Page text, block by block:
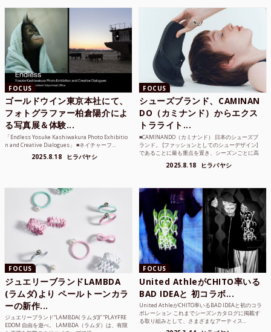
FOCUS
ゴールドウイン東京本社にて、
フォトグラファー柏倉陽介によ
る写真展＆体験...
「Endless Yosuke Kashiwakura Photo Exhibitio
n and Creative Dialogues」 ■ネイチャーフ...
2025.8.18 ヒラバヤシ
FOCUS
シューズブランド、CAMINAN
DO（カミナンド）からエクス
トラライト...
■CAMINANDO（カミナンド） 日本のシューズブ
ランド。 [ファッションとしてのシューデザイン]
であることに最も重点を置き、シーズンごとに高
2025.8.18 ヒラバヤシ
FOCUS
ジュエリーブランドLAMBDA
(ラムダ)より ペールトーンカラ
ーの新作...
ジュエリーブランド“LAMBDA( ラムダ))” “PLAYFRE
EDOM 自由を遊べ。 LAMBDA（ラムダ）は、有限
FOCUS
United AthleがCHITO率いる
BAD IDEAと 初コラボ...
United AthleがCHITO率いるBAD IDEAと初のコラ
ボレーション これまでシーズンカタログに掲載す
る取り組みとして、さまざまなアーティス...